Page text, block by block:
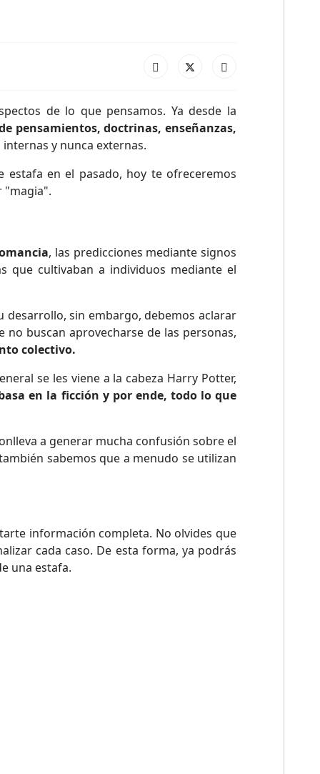
de lo que pensamos. Ya desde la
pensamientos, doctrinas, enseñanzas,
y nunca externas.
en el pasado, hoy te ofreceremos
"magia".
, las predicciones mediante signos
que cultivaban a individuos mediante el
desarrollo, sin embargo, debemos aclarar
buscan aprovecharse de las personas,
colectivo.
se les viene a la cabeza Harry Potter,
en la ficción y por ende, todo lo que
a generar mucha confusión sobre el
sabemos que a menudo se utilizan
información completa. No olvides que
cada caso. De esta forma, ya podrás
una estafa.